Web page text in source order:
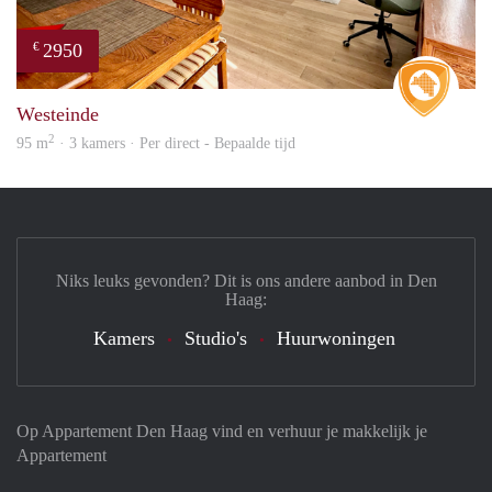
€ 2950
Real
Westeinde
95 m2 · 3 kamers · Per direct - Bepaalde tijd
Op Appartement Den Haag vind en verhuur je makkelijk je
Appartement
Niks leuks gevonden? Dit is ons andere aanbod in Den
Haag:
Kamers Studio's Huurwoningen